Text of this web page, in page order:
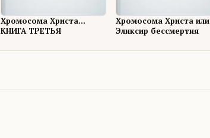
Хромосома Христа...
КНИГА ТРЕТЬЯ
Хромосома Христа или
Эликсир бессмертия